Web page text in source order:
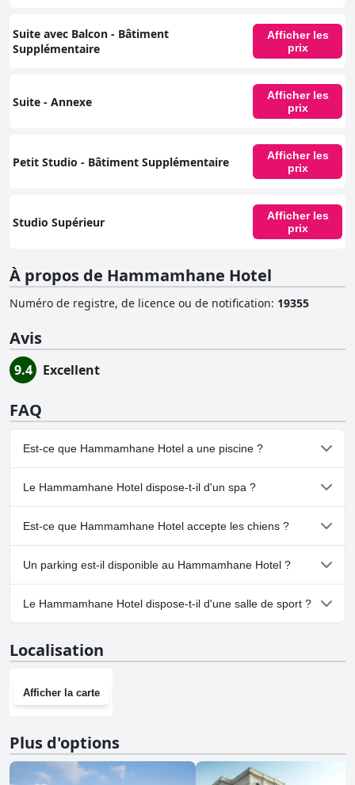
Suite avec Balcon - Bâtiment
Supplémentaire
Afficher les
prix
Suite - Annexe
Afficher les
prix
Petit Studio - Bâtiment Supplémentaire
Afficher les
prix
Studio Supérieur
Afficher les
prix
À propos de Hammamhane Hotel
Numéro de registre, de licence ou de notification: 19355
Avis
9.4 Excellent
FAQ
Est-ce que Hammamhane Hotel a une piscine ?
Non, Hammamhane Hotel n'a pas de piscine.
Le Hammamhane Hotel dispose-t-il d'un spa ?
Oui, un spa est disponible à Hammamhane Hotel.
Est-ce que Hammamhane Hotel accepte les chiens ?
Non, Hammamhane Hotel n'accepte pas les chiens.
Un parking est-il disponible au Hammamhane Hotel ?
Oui, un parking est disponible à Hammamhane Hotel.
Le Hammamhane Hotel dispose-t-il d'une salle de sport ?
Localisation
Afficher la carte
Plus d'options